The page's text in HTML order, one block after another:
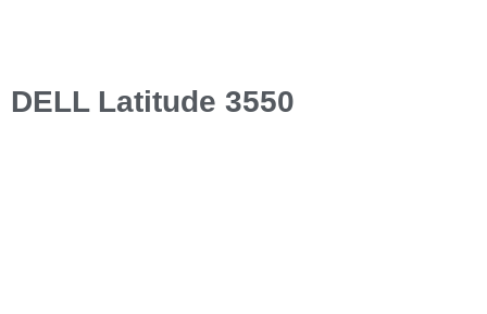
DELL Latitude 3550